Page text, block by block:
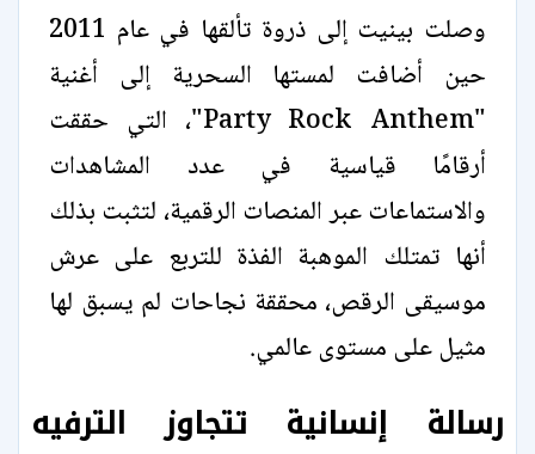
وصلت بينيت إلى ذروة تألقها في عام 2011
حين أضافت لمستها السحرية إلى أغنية
"Party Rock Anthem"، التي حققت
أرقامًا قياسية في عدد المشاهدات
والاستماعات عبر المنصات الرقمية، لتثبت بذلك
أنها تمتلك الموهبة الفذة للتربع على عرش
موسيقى الرقص، محققة نجاحات لم يسبق لها
مثيل على مستوى عالمي.
رسالة إنسانية تتجاوز الترفيه